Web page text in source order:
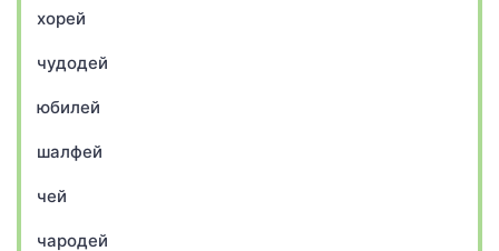
хорей
чудодей
юбилей
шалфей
чей
чародей